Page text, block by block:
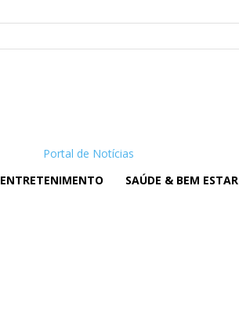
Portal de Notícias
ENTRETENIMENTO SAÚDE & BEM ESTAR